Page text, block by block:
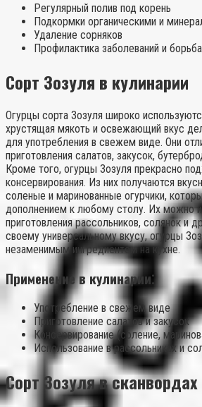
Регулярный полив под корень
Подкормки органическими и
Удаление сорняков
Профилактика заболеваний и
Сорт Зозуля в кулинарии
Огурцы сорта Зозуля широко
хрустящая мякоть и освежающий вкус
для употребления в свежем виде. Они
приготовления салатов, закусок,
Кроме того, огурцы Зозуля прекрасно
консервирования. Из них получаются
соленые и маринованные огурчики,
дополнением к любому столу. Их можно
приготовления рассольников, солянок и
своему универсальному вкусу, огурцы
незаменимым ингредиентом на кухне.
Применение в кулинарии⁚
Употребление в свежем виде
Приготовление салатов и закусок
Консервирование (соление,
Использование в рассольниках и
Сорт Зозуля в сканвордах